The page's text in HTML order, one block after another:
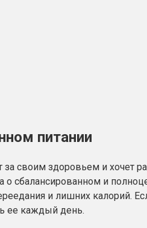
питании
своим здоровьем и хочет
сбалансированном и
и лишних калорий.
ее каждый день.